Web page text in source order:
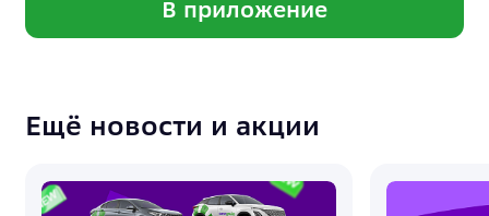
В приложение
Ещё новости и акции